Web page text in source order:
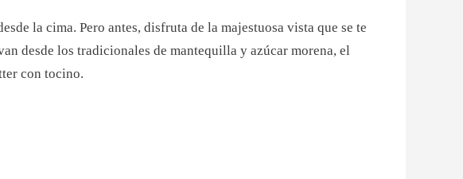
la cima. Pero antes, disfruta de la majestuosa vista que se te
desde los tradicionales de mantequilla y azúcar morena, el
con tocino.